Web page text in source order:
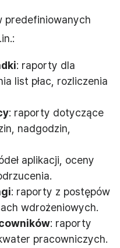
predefiniowanych
: raporty dla
list płac, rozliczenia
: raporty dotyczące
nadgodzin,
aplikacji, oceny
: raporty z postępów
wdrożeniowych.
: raporty
pracowniczych.